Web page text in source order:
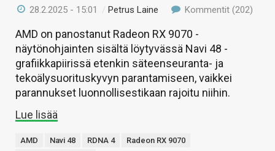
28.2.2025 - 15:01 / Petrus Laine Kommentit (202)
AMD on panostanut Radeon RX 9070 -
näytönohjainten sisältä löytyvässä Navi 48 -
grafiikkapiirissä etenkin säteenseuranta- ja
tekoälysuorituskyvyn parantamiseen, vaikkei
parannukset luonnollisestikaan rajoitu niihin.
Lue lisää
AMD Navi 48 RDNA 4
Radeon RX 9070